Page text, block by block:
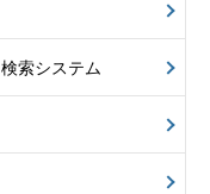
検索システム